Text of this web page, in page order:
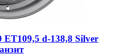
ET109,5 d-138,8 Silver